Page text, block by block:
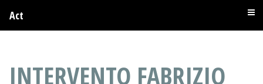
Act
INTERVENTO FABRIZIO